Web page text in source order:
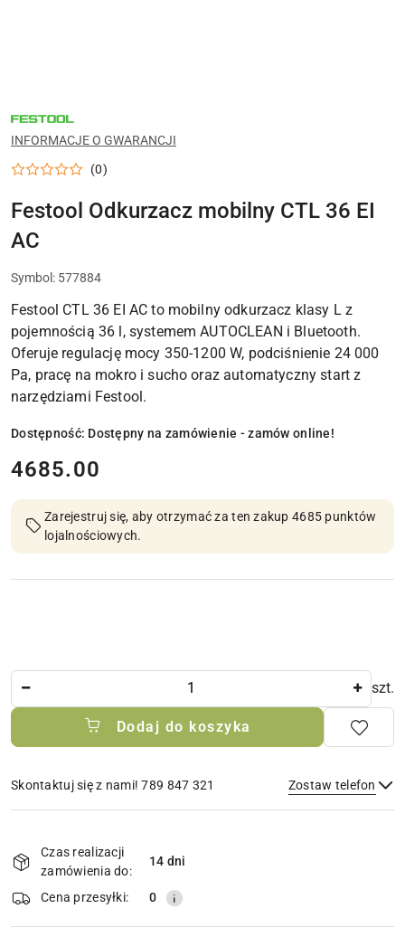
NARZĘDZIA
FESTOOL
DO
WARSZTATU,
MONTAŻU
WYKOŃCZENIOWYCH
INFORMACJE O GWARANCJI
(0)
Festool Odkurzacz mobilny CTL 36 EI
AC
Symbol: 577884
Festool CTL 36 EI AC to mobilny odkurzacz klasy L z
pojemnością 36 l, systemem AUTOCLEAN i Bluetooth.
Oferuje regulację mocy 350-1200 W, podciśnienie 24 000
Pa, pracę na mokro i sucho oraz automatyczny start z
narzędziami Festool.
Dostępność: Dostępny na zamówienie - zamów online!
cena:
4685.00
Zarejestruj się, aby otrzymać za ten zakup 4685 punktów
lojalnościowych.
szt.
Dodaj do koszyka
Skontaktuj się z nami! 789 847 321 Zostaw telefon
Wyślij
dostawa
Czas realizacji
zamówienia do:
14 dni
Cena przesyłki: 0